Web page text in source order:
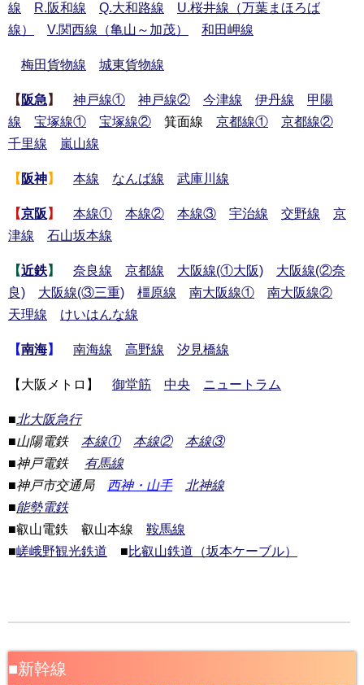
線
R.阪和線 Q.大和路線
U.桜井線（万葉まほろば
線）
V.関西線（亀山～加茂） 和田岬線
梅田貨物線 城東貨物線
【 阪急 】 神戸線① 神戸線② 今津線 伊丹線
甲陽
線
宝塚線① 宝塚線② 箕面線 京都線①
京都線②
千里線
嵐山線
【 阪神】 本線 なんば線 武庫川線
【京阪 】 本線① 本線② 本線③ 宇治線 交野線
京
津線
石山坂本線
【近鉄】 奈良線 京都線 大阪線(①大阪)
大阪線(②奈
良)
大阪線(③三重) 橿原線 南大阪線①
南大阪線②
天理線
けいはんな線
【南海】 南海線 高野線 汐見橋線
【大阪メトロ】 御堂筋 中央 ニュートラム
■北大阪急行
■山陽電鉄 本線① 本線②
本線③
■神戸電鉄 有馬線
■神戸市交通局 西神・山手
北神線
■能勢電鉄
■叡山電鉄 叡山本線 鞍馬線
■嵯峨野観光鉄道 ■比叡山鉄道（坂本ケーブル）
■新幹線